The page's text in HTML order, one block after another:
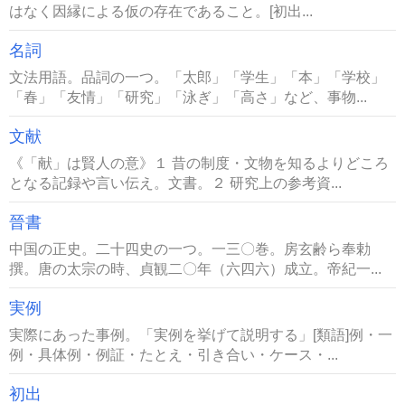
はなく因縁による仮の存在であること。[初出...
名詞
文法用語。品詞の一つ。「太郎」「学生」「本」「学校」
「春」「友情」「研究」「泳ぎ」「高さ」など、事物...
文献
《「献」は賢人の意》１ 昔の制度・文物を知るよりどころ
となる記録や言い伝え。文書。２ 研究上の参考資...
晉書
中国の正史。二十四史の一つ。一三〇巻。房玄齢ら奉勅
撰。唐の太宗の時、貞観二〇年（六四六）成立。帝紀一...
実例
実際にあった事例。「実例を挙げて説明する」[類語]例・一
例・具体例・例証・たとえ・引き合い・ケース・...
初出